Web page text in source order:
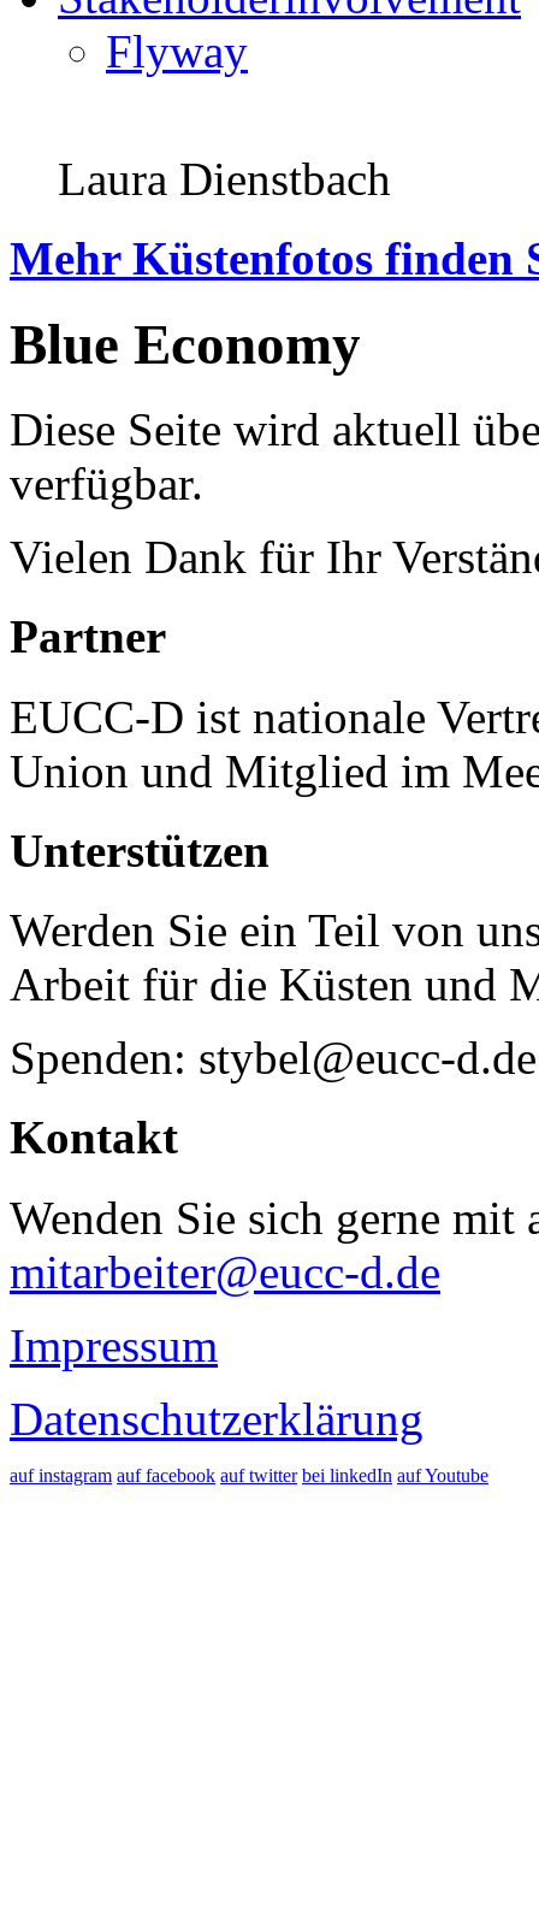
Flyway
Laura Dienstbach
Mehr Küstenfotos finden
Blue Economy
Diese Seite wird aktuell
verfügbar.
Vielen Dank für Ihr
Partner
EUCC-D ist nationale
Union und Mitglied im
Unterstützen
Werden Sie ein Teil von
Arbeit für die Küsten und
Spenden: stybel@eucc-d.de
Kontakt
Wenden Sie sich gerne mit
mitarbeiter@eucc-d.de
Impressum
Datenschutzerklärung
auf instagram auf facebook auf twitter bei linkedIn auf Youtube